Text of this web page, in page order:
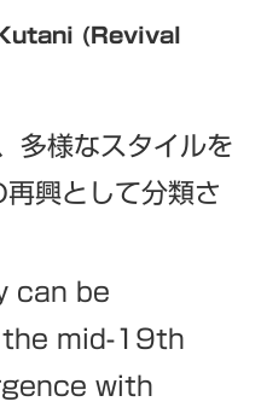
Kutani (Revival
多様なスタイルを
興として分類さ
can be
mid-19th
with